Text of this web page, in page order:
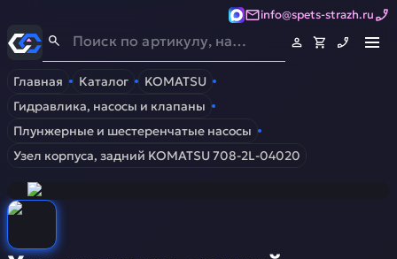
info@spets-strazh.ru
Спец-Страж- Запчасти для спецтехники
Главная Каталог
KOMATSU
Гидравлика, насосы и клапаны
Плунжерные и шестеренчатые насосы
Узел корпуса, задний KOMATSU 708-2L-04020